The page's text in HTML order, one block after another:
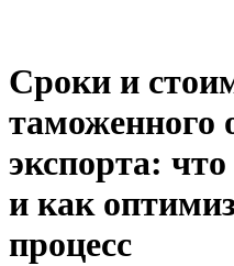
Сроки и
таможенного
экспорта:
и как
процесс